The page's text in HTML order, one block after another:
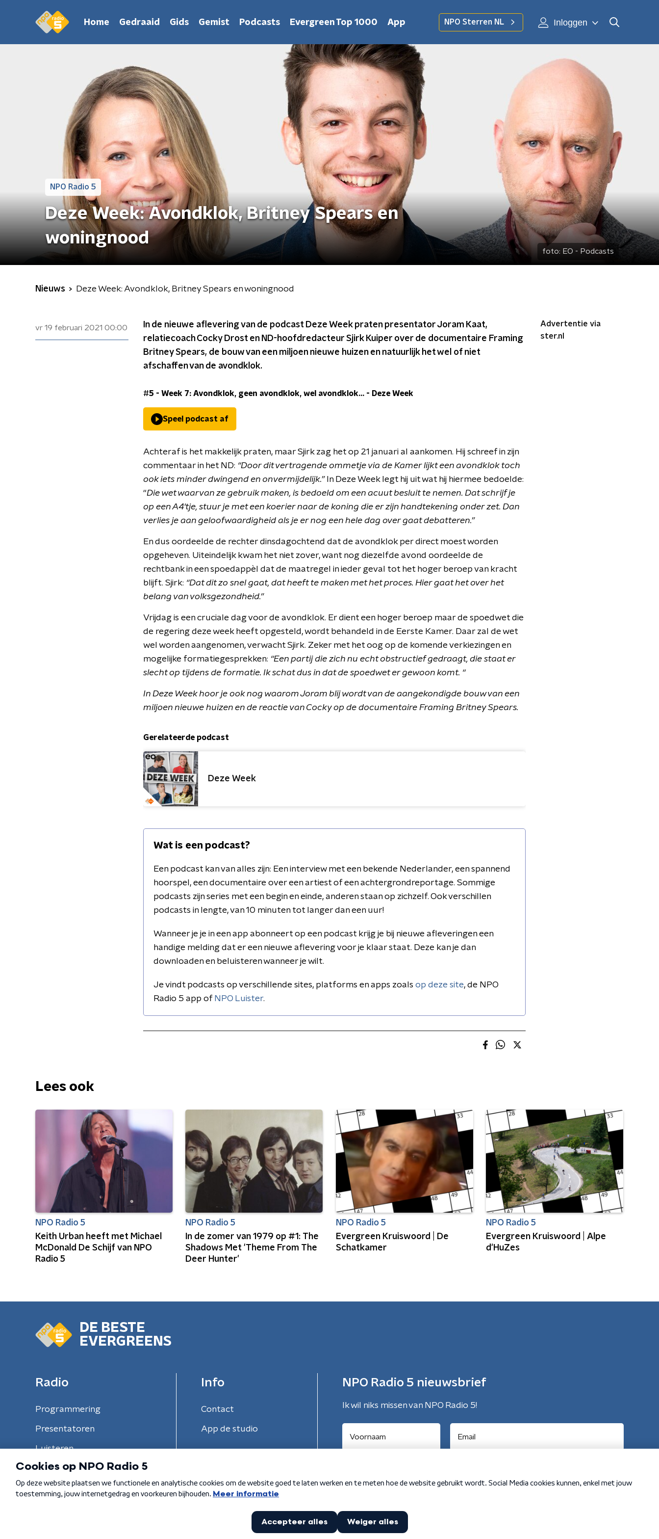
Home Gedraaid Gids Gemist Podcasts Evergreen Top 1000 App NPO Sterren NL Inloggen
NPO Radio 5
Deze Week: Avondklok, Britney Spears en
woningnood
foto: EO - Podcasts
Nieuws Deze Week: Avondklok, Britney Spears en woningnood
vr 19 februari 2021 00:00
In de nieuwe aflevering van de podcast Deze Week praten presentator Joram Kaat,
relatiecoach Cocky Drost en ND-hoofdredacteur Sjirk Kuiper over de documentaire Framing
Britney Spears, de bouw van een miljoen nieuwe huizen en natuurlijk het wel of niet
afschaffen van de avondklok.
#5 - Week 7: Avondklok, geen avondklok, wel avondklok... - Deze Week
Speel podcast af
Achteraf is het makkelijk praten, maar Sjirk zag het op 21 januari al aankomen. Hij schreef in zijn
commentaar in het ND: “Door dit vertragende ommetje via de Kamer lijkt een avondklok toch
ook iets minder dwingend en onvermijdelijk.” In Deze Week legt hij uit wat hij hiermee bedoelde:
“Die wet waarvan ze gebruik maken, is bedoeld om een acuut besluit te nemen. Dat schrijf je
op een A4'tje, stuur je met een koerier naar de koning die er zijn handtekening onder zet. Dan
verlies je aan geloofwaardigheid als je er nog een hele dag over gaat debatteren.”
En dus oordeelde de rechter dinsdagochtend dat de avondklok per direct moest worden
opgeheven. Uiteindelijk kwam het niet zover, want nog diezelfde avond oordeelde de
rechtbank in een spoedappèl dat de maatregel in ieder geval tot het hoger beroep van kracht
blijft. Sjirk: “Dat dit zo snel gaat, dat heeft te maken met het proces. Hier gaat het over het
belang van volksgezondheid.”
Vrijdag is een cruciale dag voor de avondklok. Er dient een hoger beroep maar de spoedwet die
de regering deze week heeft opgesteld, wordt behandeld in de Eerste Kamer. Daar zal de wet
wel worden aangenomen, verwacht Sjirk. Zeker met het oog op de komende verkiezingen en
mogelijke formatiegesprekken: “Een partij die zich nu echt obstructief gedraagt, die staat er
slecht op tijdens de formatie. Ik schat dus in dat de spoedwet er gewoon komt. “
In Deze Week hoor je ook nog waarom Joram blij wordt van de aangekondigde bouw van een
miljoen nieuwe huizen en de reactie van Cocky op de documentaire Framing Britney Spears.
Gerelateerde podcast
Deze Week
Wat is een podcast?
Een podcast kan van alles zijn: Een interview met een bekende Nederlander, een spannend
hoorspel, een documentaire over een artiest of een achtergrondreportage. Sommige
podcasts zijn series met een begin en einde, anderen staan op zichzelf. Ook verschillen
podcasts in lengte, van 10 minuten tot langer dan een uur!
Wanneer je je in een app abonneert op een podcast krijg je bij nieuwe afleveringen een
handige melding dat er een nieuwe aflevering voor je klaar staat. Deze kan je dan
downloaden en beluisteren wanneer je wilt.
Je vindt podcasts op verschillende sites, platforms en apps zoals op deze site, de NPO
Radio 5 app of NPO Luister.
Advertentie via
ster.nl
Lees ook
NPO Radio 5
Keith Urban heeft met Michael
McDonald De Schijf van NPO
Radio 5
NPO Radio 5
In de zomer van 1979 op #1: The
Shadows Met 'Theme From The
Deer Hunter'
NPO Radio 5
Evergreen Kruiswoord | De
Schatkamer
NPO Radio 5
Evergreen Kruiswoord | Alpe
d'HuZes
DE BESTE
EVERGREENS
Radio
Programmering
Presentatoren
Luisteren
Info
Contact
App de studio
NPO Radio 5 nieuwsbrief
Ik wil niks missen van NPO Radio 5!
Algemene voorwaarden Privacybeleid